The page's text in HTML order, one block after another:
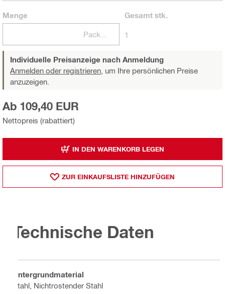
Menge Gesamtstk.
1
Individuelle Preisanzeige nach Anmeldung
Anmelden oder registrieren, um Ihre persönlichen Preise
anzuzeigen.
Nettopreis (rabattiert)
Ab 109,40 EUR
IN DEN WARENKORB LEGEN
ZUR EINKAUFSLISTE HINZUFÜGEN
Technische Daten
Untergrundmaterial
Stahl, Nichtrostender Stahl